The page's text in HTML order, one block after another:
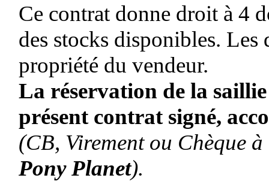
Ce contrat donne droit à 4
des stocks disponibles. Les
propriété du vendeur.
La réservation de la
présent contrat signé,
(CB, Virement ou Chèque
Pony Planet).